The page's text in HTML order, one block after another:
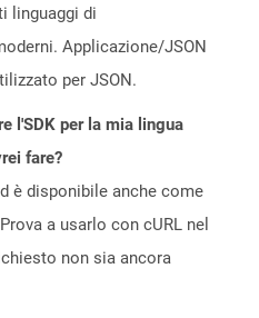
linguaggi di
Applicazione/JSON
per JSON.
l'SDK per la mia lingua
fare?
è disponibile anche come
a usarlo con cURL nel
non sia ancora